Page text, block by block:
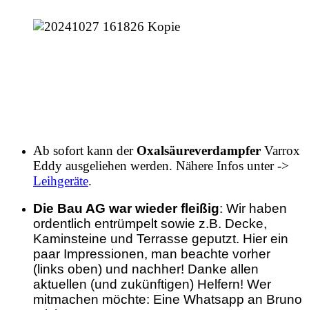
Ab sofort kann der Oxalsäureverdampfer Varrox
Eddy ausgeliehen werden. Nähere Infos unter ->
Leihgeräte.
Die Bau AG war wieder fleißig: Wir haben
ordentlich entrümpelt sowie z.B. Decke,
Kaminsteine und Terrasse geputzt. Hier ein
paar Impressionen, man beachte vorher
(links oben) und nachher! Danke allen
aktuellen (und zukünftigen) Helfern! Wer
mitmachen möchte: Eine Whatsapp an Bruno